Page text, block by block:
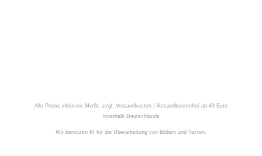
Alle Preise inklusive MwSt. zzgl. Versandkosten | Versandkostenfrei ab 49 Euro
innerhalb Deutschlands
Wir benutzen KI für die Überarbeitung von Bildern und Texten.